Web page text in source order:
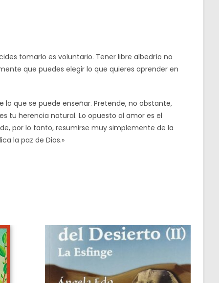
tomarlo es voluntario. Tener libre albedrío no
que puedes elegir lo que quieres aprender en
que se puede enseñar. Pretende, no obstante,
tu herencia natural. Lo opuesto al amor es el
por lo tanto, resumirse muy simplemente de la
la paz de Dios.»